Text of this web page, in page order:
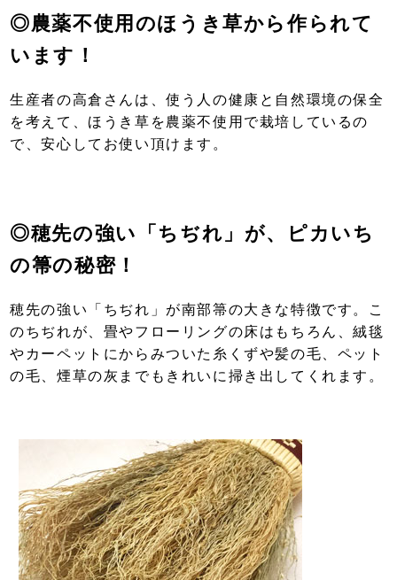
◎農薬不使用のほうき草から作られて
います！
生産者の高倉さんは、使う人の健康と自然環境の保全
を考えて、ほうき草を農薬不使用で栽培しているの
で、安心してお使い頂けます。
◎穂先の強い「ちぢれ」が、ピカいち
の箒の秘密！
穂先の強い「ちぢれ」が南部箒の大きな特徴です。こ
のちぢれが、畳やフローリングの床はもちろん、絨毯
やカーペットにからみついた糸くずや髪の毛、ペット
の毛、煙草の灰までもきれいに掃き出してくれます。